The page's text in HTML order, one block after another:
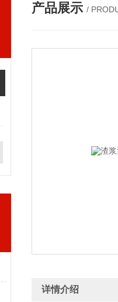
产品展示 /
详情介绍